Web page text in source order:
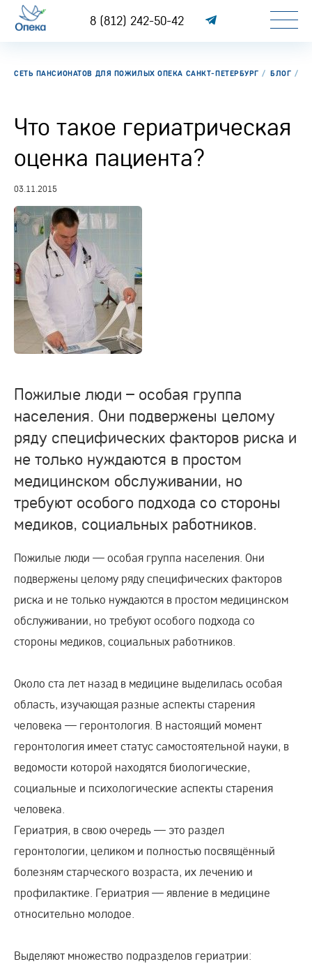
8 (812) 242-50-42
СЕТЬ ПАНСИОНАТОВ ДЛЯ ПОЖИЛЫХ ОПЕКА САНКТ-ПЕТЕРБУРГ БЛОГ
Что такое гериатрическая
оценка пациента?
03.11.2015
Пожилые люди – особая группа
населения. Они подвержены целому
ряду специфических факторов риска и
не только нуждаются в простом
медицинском обслуживании, но
требуют особого подхода со стороны
медиков, социальных работников.
Пожилые люди — особая группа населения. Они
подвержены целому ряду специфических факторов
риска и не только нуждаются в простом медицинском
обслуживании, но требуют особого подхода со
стороны медиков, социальных работников.
Около ста лет назад в медицине выделилась особая
область, изучающая разные аспекты старения
человека — геронтология. В настоящий момент
геронтология имеет статус самостоятельной науки, в
ведомости которой находятся биологические,
социальные и психологические аспекты старения
человека.
Гериатрия, в свою очередь — это раздел
геронтологии, целиком и полностью посвящённый
болезням старческого возраста, их лечению и
профилактике. Гериатрия — явление в медицине
относительно молодое.
Выделяют множество подразделов гериатрии: